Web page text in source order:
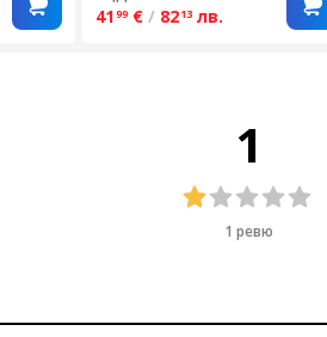
4199 € / 8213 лв.
1
1 ревю